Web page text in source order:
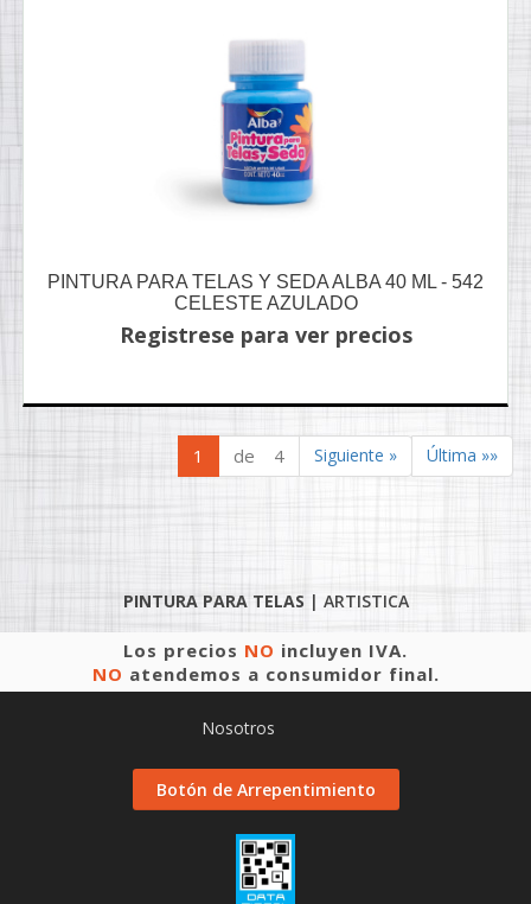
PINTURA PARA TELAS Y SEDA ALBA 40 ML - 542
CELESTE AZULADO
Registrese para ver precios
1 de 4 Siguiente » Última »»
PINTURA PARA TELAS | ARTISTICA
Los precios NO incluyen IVA.
NO atendemos a consumidor final.
Nosotros
Botón de Arrepentimiento